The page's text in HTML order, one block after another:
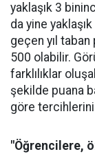
yaklaşık 3
da yine
geçen yıl taban
500 olabilir.
farklılıklar
şekilde puana
göre tercihlerini
"Öğrencilere,